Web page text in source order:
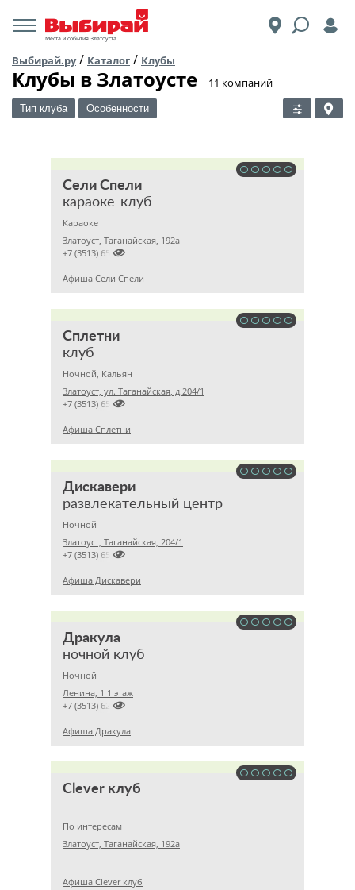
Места и события Златоуста
Выбирай.ру/ Каталог / Клубы
Клубы в Златоусте ​11 компаний
Тип клуба Особенности
Сели Спели
караоке-клуб
Караоке
Златоуст, Таганайская, 192а

+7 (3513) 654340
Афиша Сели Спели
Сплетни
клуб
Ночной, Кальян
Златоуст, ул. Таганайская, д.204/1

+7 (3513) 650747
Афиша Сплетни
Дискавери
развлекательный центр
Ночной
Златоуст, Таганайская, 204/1

+7 (3513) 650747
Афиша Дискавери
Дракула
ночной клуб
Ночной
Ленина, 1 1 этаж

+7 (3513) 621382
Афиша Дракула
Clever клуб
По интересам
Златоуст, Таганайская, 192а
Афиша Clever клуб